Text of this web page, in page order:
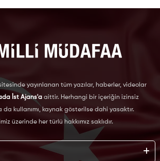
yayınlanan tüm yazılar, haberler, videolar
İst Ajans'aaittir. Herhangi bir içeriğin izinsiz
da kullanımı, kaynak gösterilse dahi yasaktır.
üzerinde her türlü hakkımız saklıdır.